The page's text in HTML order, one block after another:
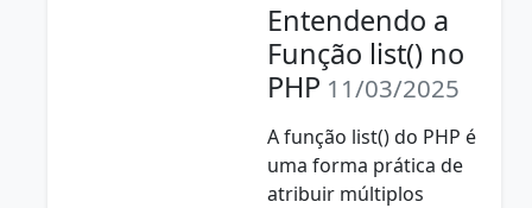
Entendendo a
Função list() no
PHP 11/03/2025
A função list() do PHP é
uma forma prática de
atribuir múltiplos